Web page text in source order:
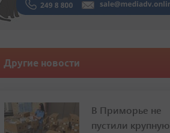
Другие новости
В Приморье не
пустили крупную